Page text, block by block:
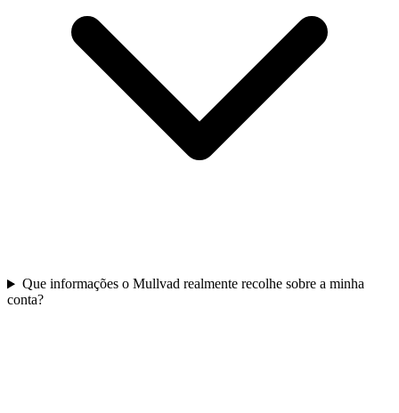
Que informações o Mullvad realmente recolhe sobre a minha
conta?